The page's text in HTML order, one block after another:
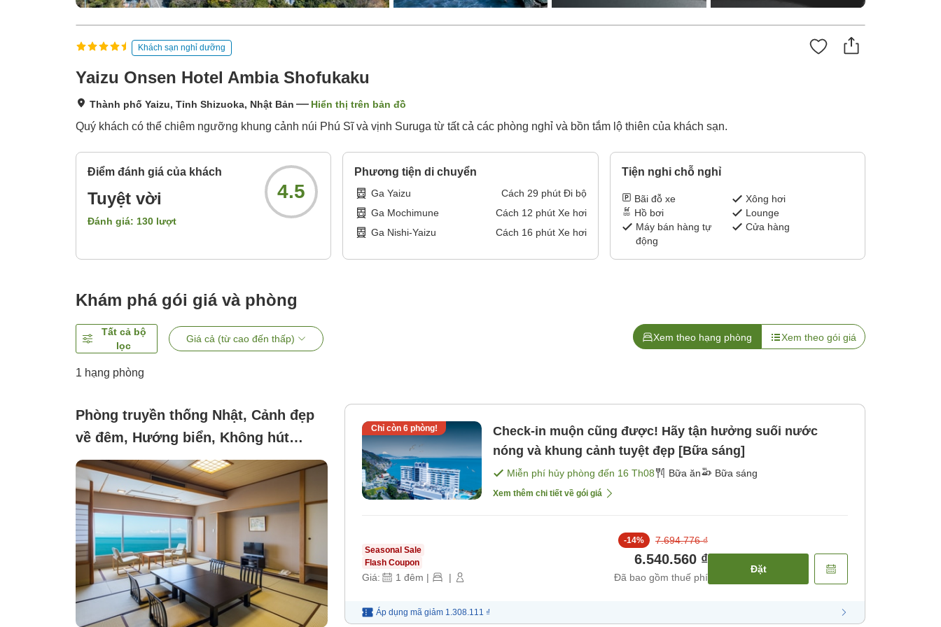
Khách sạn nghỉ dưỡng
Yaizu Onsen Hotel Ambia Shofukaku
Thành phố Yaizu, Tỉnh Shizuoka, Nhật Bản Hiển thị trên bản đồ
Quý khách có thể chiêm ngưỡng khung cảnh núi Phú Sĩ và vịnh Suruga từ tất cả các phòng nghỉ và bồn tắm lộ thiên của khách sạn.
Điểm đánh giá của khách
Tuyệt vời
Đánh giá: 130 lượt
4.5
Phương tiện di chuyển
Ga Yaizu Cách 29 phút Đi bộ
Ga Mochimune
Cách 12 phút Xe hơi
Ga Nishi-Yaizu
Cách 16 phút Xe hơi
Tiện nghi chỗ nghỉ
Bãi đỗ xe
Xông hơi
Hồ bơi
Lounge
Máy bán hàng tự
động
Cửa hàng
Khám phá gói giá và phòng
Tất cả bộ
lọc
Giá cả (từ cao đến thấp) Xem theo hạng phòng Xem theo gói giá
1 hạng phòng
Phòng truyền thống Nhật, Cảnh đẹp
về đêm, Hướng biển, Không hút
thuốc (１２．５ chiếu)
Chỉ còn 6phòng!
Check-in muộn cũng được! Hãy tận hưởng suối nước
nóng và khung cảnh tuyệt đẹp [Bữa sáng]
Miễn phí hủy phòng đến 16 Th08 Bữa ăn Bữa sáng
Xem thêm chi tiết về gói giá
Seasonal Sale
Flash Coupon
Giá: 1 đêm | |
-14% 7.694.776 ₫
6.540.560 ₫
Đã bao gồm thuế phí
Đặt
Áp dụng mã giảm 1.308.111 ₫